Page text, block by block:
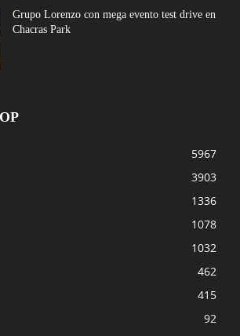
Grupo Lorenzo con mega evento test drive en
Chacras Park
5967
3903
1336
1078
1032
462
415
92